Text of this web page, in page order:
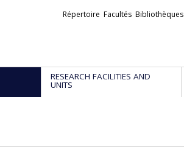
Liens
Répertoire Facultés Bibliothèques
RESEARCH FACILITIES AND
UNITS